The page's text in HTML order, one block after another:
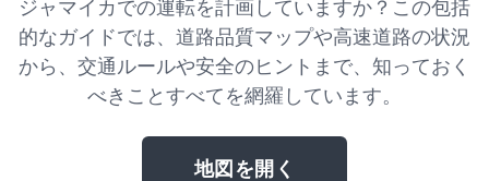
ジャマイカでの運転を計画していますか？この包括
的なガイドでは、道路品質マップや高速道路の状況
から、交通ルールや安全のヒントまで、知っておく
べきことすべてを網羅しています。
地図を開く